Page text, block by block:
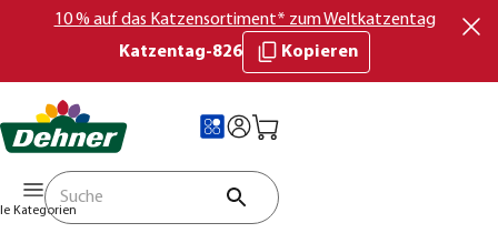
10 % auf das Katzensortiment* zum Weltkatzentag
Katzentag-826
Kopieren
Kategorien